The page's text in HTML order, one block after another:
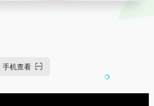
手机查看